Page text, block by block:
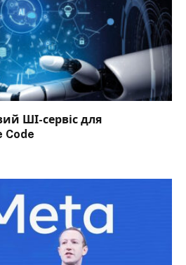
ШІ-сервіс для
Code